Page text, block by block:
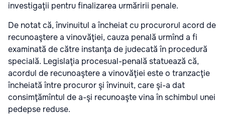
investigaţii pentru finalizarea urmăririi penale.
De notat că, învinuitul a încheiat cu procurorul acord de
recunoaştere a vinovăţiei, cauza penală urmînd a fi
examinată de către instanţa de judecată în procedură
specială. Legislaţia procesual-penală statuează că,
acordul de recunoaştere a vinovăţiei este o tranzacţie
încheiată între procuror şi învinuit, care şi-a dat
consimţămîntul de a-şi recunoaşte vina în schimbul unei
pedepse reduse.